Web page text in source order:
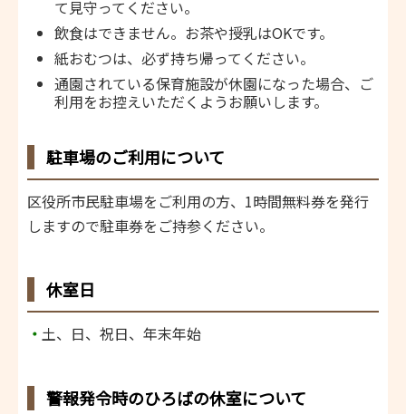
て見守ってください。
飲食はできません。お茶や授乳はOKです。
紙おむつは、必ず持ち帰ってください。
通園されている保育施設が休園になった場合、ご
利用をお控えいただくようお願いします。
駐車場のご利用について
区役所市民駐車場をご利用の方、1時間無料券を発行
しますので駐車券をご持参ください。
休室日
・ 土、日、祝日、年末年始
警報発令時のひろばの休室について